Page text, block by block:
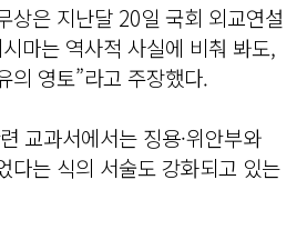
상은 지난달 20일 국회 외교연설
마는 역사적 사실에 비춰 봐도,
의 영토”라고 주장했다.
교과서에서는 징용·위안부와
다는 식의 서술도 강화되고 있는